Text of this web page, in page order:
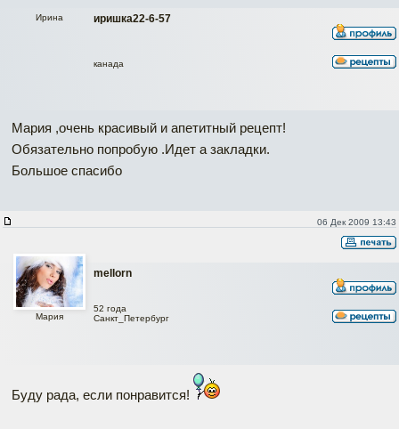
иришка22-6-57
Ирина
канада
Мария ,очень красивый и апетитный рецепт!
Обязательно попробую .Идет а закладки.
Большое спасибо
06 Дек 2009 13:43
mellorn
Мария
52 года
Санкт_Петербург
Буду рада, если понравится!